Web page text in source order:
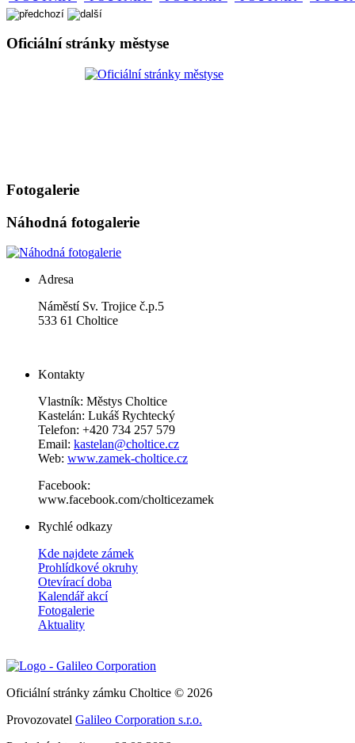
Oficiální stránky městyse
Fotogalerie
Náhodná fotogalerie
Adresa
Náměstí Sv. Trojice č.p.5
533 61 Choltice
Kontakty
Vlastník: Městys Choltice
Kastelán: Lukáš Rychtecký
Telefon: +420 734 257 579
Email: kastelan@choltice.cz
Web: www.zamek-choltice.cz
Facebook:
www.facebook.com/cholticezamek
Rychlé odkazy
Kde najdete zámek
Prohlídkové okruhy
Otevírací doba
Kalendář akcí
Fotogalerie
Aktuality
Oficiální stránky zámku Choltice © 2026
Provozovatel Galileo Corporation s.r.o.